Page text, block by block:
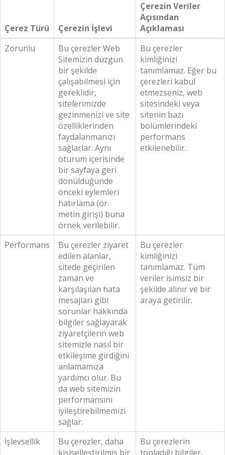
Çerez Türü Çerezin İşlevi
Çerezin Veriler
Açısından
Açıklaması
Zorunlu
Bu çerezler Web
Sitemizin düzgün
bir şekilde
çalışabilmesi için
gereklidir,
sitelerimizde
gezinmenizi ve site
özelliklerinden
faydalanmanızı
sağlarlar. Aynı
oturum içerisinde
bir sayfaya geri
dönüldüğünde
önceki eylemleri
hatırlama (ör.
metin girişi) buna
örnek verilebilir.
Bu çerezler
kimliğinizi
tanımlamaz. Eğer bu
çerezleri kabul
etmezseniz, web
sitesindeki veya
sitenin bazı
bölümlerindeki
performans
etkilenebilir.
Performans
Bu çerezler ziyaret
edilen alanlar,
sitede geçirilen
zaman ve
karşılaşılan hata
mesajları gibi
sorunlar hakkında
bilgiler sağlayarak
ziyaretçilerin web
sitemizle nasıl bir
etkileşime girdiğini
anlamamıza
yardımcı olur. Bu
da web sitemizin
performansını
iyileştirebilmemizi
sağlar.
Bu çerezler
kimliğinizi
tanımlamaz. Tüm
veriler isimsiz bir
şekilde alınır ve bir
araya getirilir.
İşlevsellik
Bu çerezler, daha
kişiselleştirilmiş bir
Bu çerezlerin
topladığı bilgiler,